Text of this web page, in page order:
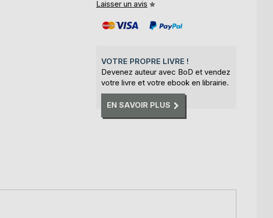
Laisser un avis
VOTRE PROPRE LIVRE !
Devenez auteur avec BoD et vendez
votre livre et votre ebook en librairie.
EN SAVOIR PLUS